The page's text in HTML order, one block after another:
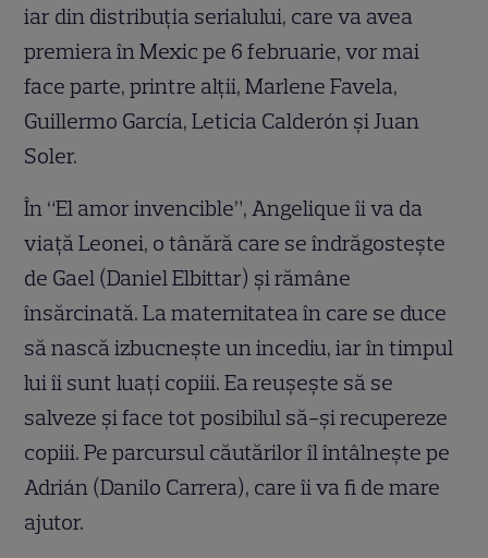
iar din distribuția serialului, care va avea
premiera în Mexic pe 6 februarie, vor mai
face parte, printre alții, Marlene Favela,
Guillermo García, Leticia Calderón și Juan
Soler.
În “El amor invencible”, Angelique îi va da
viață Leonei, o tânără care se îndrăgostește
de Gael (Daniel Elbittar) și rămâne
însărcinată. La maternitatea în care se duce
să nască izbucnește un incediu, iar în timpul
lui îi sunt luați copiii. Ea reușește să se
salveze și face tot posibilul să-și recupereze
copiii. Pe parcursul căutărilor îl întâlnește pe
Adrián (Danilo Carrera), care îi va fi de mare
ajutor.